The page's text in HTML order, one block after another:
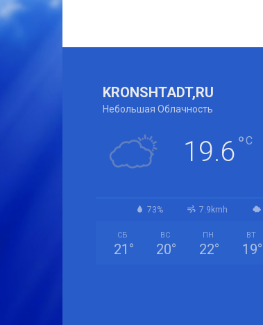
KRONSHTADT,RU
Небольшая Облачность
19.6°C
73% 7.9kmh
СБ
21 °
ВС
20°
ПН
22°
ВТ
19°